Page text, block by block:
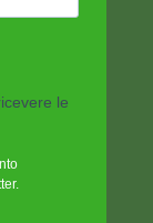
le